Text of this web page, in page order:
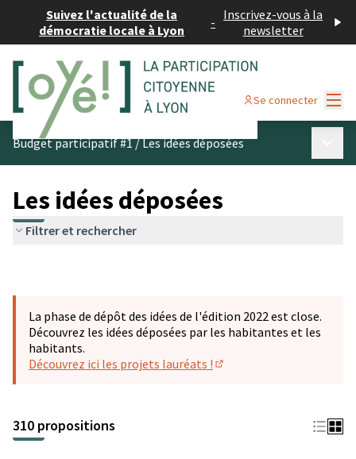
Suivez l'actualité de la
démocratie locale à Lyon
- Inscrivez-vous à la
newsletter
Se connecter
Budget participatif #1/Les idées déposées
Les idées déposées
Filtrer et rechercher
La phase de dépôt des idées de l'édition 2022 est close.
Découvrez les idées déposées par les habitantes et les
habitants.
Découvrez ici les projets lauréats !
310 propositions